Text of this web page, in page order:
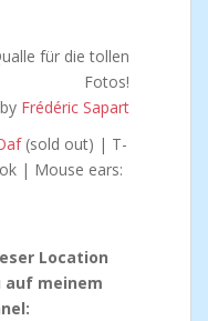
für die tollen
Fotos!
Frédéric Sapart
(sold out) | T-
| Mouse ears:
Location
auf meinem